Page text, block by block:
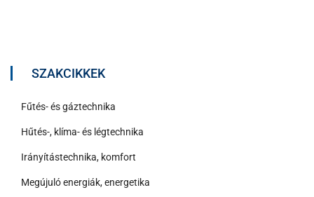
SZAKCIKKEK
Fűtés- és gáztechnika
Hűtés-, klíma- és légtechnika
Irányítástechnika, komfort
Megújuló energiák, energetika